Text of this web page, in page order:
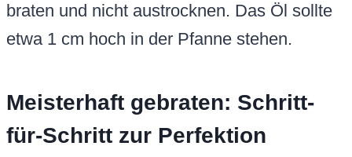
braten und nicht austrocknen. Das Öl sollte
etwa 1 cm hoch in der Pfanne stehen.
Meisterhaft gebraten: Schritt-
für-Schritt zur Perfektion